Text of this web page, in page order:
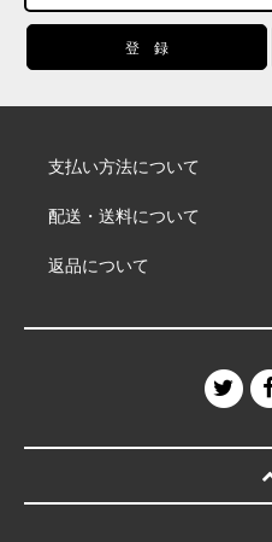
支払い方法について
配送・送料について
返品について